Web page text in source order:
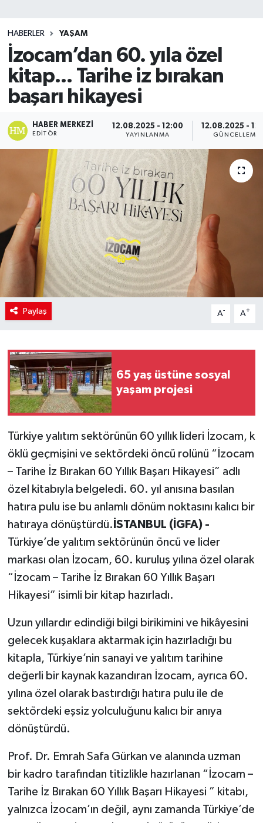
HABERLER YAŞAM
İzocam’dan 60. yıla özel
kitap... Tarihe iz bırakan
başarı hikayesi
HABER MERKEZI
EDITÖR
12.08.2025 - 12:00
YAYINLANMA
12.08.2025 -
GÜNCELLEME
Paylaş A- A+
65 yaş üstüne sosyal
yaşam projesi
Türkiye yalıtım sektörünün 60 yıllık lideri İzocam, k
öklü geçmişini ve sektördeki öncü rolünü “İzocam
– Tarihe İz Bırakan 60 Yıllık Başarı Hikayesi” adlı
özel kitabıyla belgeledi. 60. yıl anısına basılan
hatıra pulu ise bu anlamlı dönüm noktasını kalıcı bir
hatıraya dönüştürdü. İSTANBUL (İGFA) -
Türkiye’de yalıtım sektörünün öncü ve lider
markası olan İzocam, 60. kuruluş yılına özel olarak
“İzocam – Tarihe İz Bırakan 60 Yıllık Başarı
Hikayesi” isimli bir kitap hazırladı.
Uzun yıllardır edindiği bilgi birikimini ve hikâyesini
gelecek kuşaklara aktarmak için hazırladığı bu
kitapla, Türkiye’nin sanayi ve yalıtım tarihine
değerli bir kaynak kazandıran İzocam, ayrıca 60.
yılına özel olarak bastırdığı hatıra pulu ile de
sektördeki eşsiz yolculuğunu kalıcı bir anıya
dönüştürdü.
Prof. Dr. Emrah Safa Gürkan ve alanında uzman
bir kadro tarafından titizlikle hazırlanan “İzocam –
Tarihe İz Bırakan 60 Yıllık Başarı Hikayesi ” kitabı,
yalnızca İzocam’ın değil, aynı zamanda Türkiye’de
Teknoloji
TRABZON